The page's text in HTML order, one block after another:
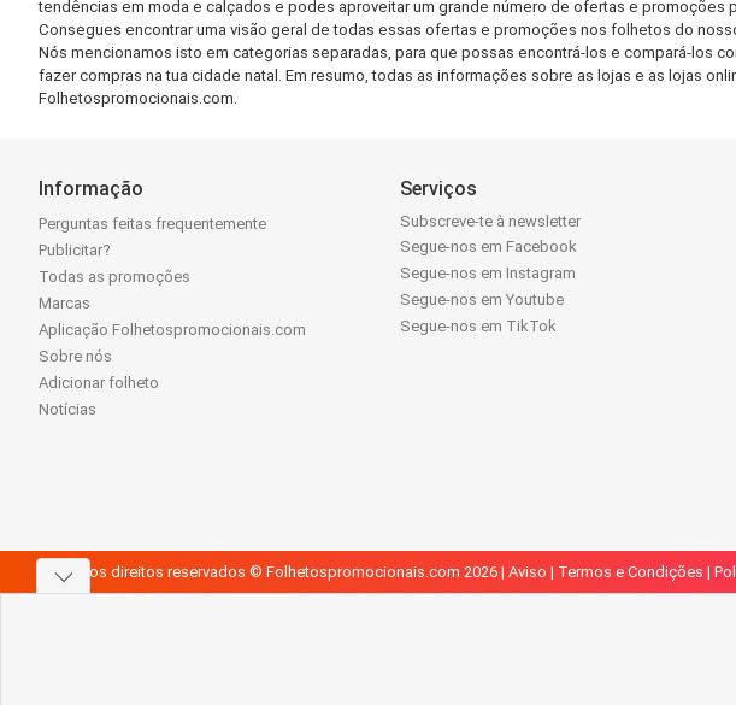
tendências em moda e calçados e podes aproveitar um grande número de ofertas e promoções
Consegues encontrar uma visão geral de todas essas ofertas e promoções nos folhetos do
Nós mencionamos isto em categorias separadas, para que possas encontrá-los e compará-los
fazer compras na tua cidade natal. Em resumo, todas as informações sobre as lojas e as lojas
Folhetospromocionais.com.
Informação
Perguntas feitas frequentemente
Publicitar?
Todas as promoções
Marcas
Aplicação Folhetospromocionais.com
Sobre nós
Adicionar folheto
Notícias
Serviços
Subscreve-te à newsletter
Segue-nos em Facebook
Segue-nos em Instagram
Segue-nos em Youtube
Segue-nos em TikTok
Todos os direitos reservados © Folhetospromocionais.com 2026 | Aviso | Termos e Condições |